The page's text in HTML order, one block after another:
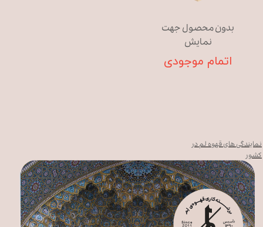
بدون محصول جهت
نمایش
اتمام موجودی
نمایندگی های قهوه لم در
کشور